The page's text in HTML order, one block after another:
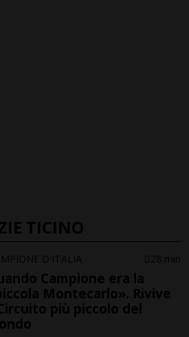
TICINO
D'ITALIA 28 min
Campione era la
Montecarlo». Rivive
più piccolo del